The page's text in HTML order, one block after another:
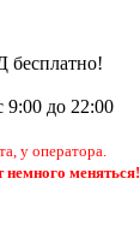
бесплатно!
9:00 до 22:00
у оператора.
меняться!